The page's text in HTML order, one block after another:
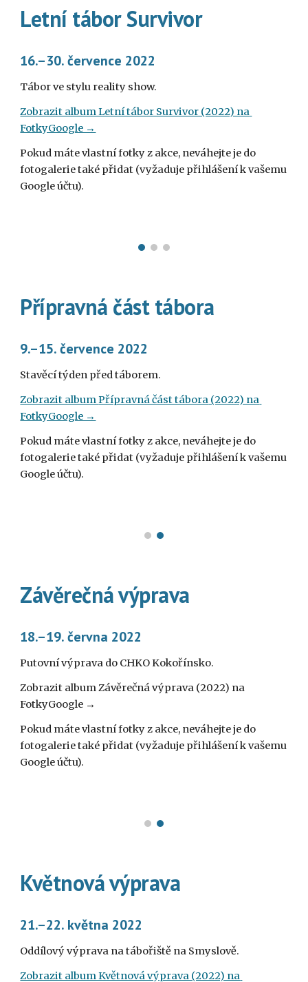
Letní tábor Survivor
16.–30. července 2022
Tábor ve stylu reality show.
Zobrazit album Letní tábor Survivor (2022) na
FotkyGoogle →
Pokud máte vlastní fotky z akce, neváhejte je do
fotogalerie také přidat (vyžaduje přihlášení k vašemu
Google účtu).
Přípravná část tábora
9.–15. července 2022
Stavěcí týden před táborem.
Zobrazit album Přípravná část tábora (2022) na
FotkyGoogle →
Pokud máte vlastní fotky z akce, neváhejte je do
fotogalerie také přidat (vyžaduje přihlášení k vašemu
Google účtu).
Závěrečná výprava
18.–19. června 2022
Putovní výprava do CHKO Kokořínsko.
Zobrazit album Závěrečná výprava (2022) na
FotkyGoogle →
Pokud máte vlastní fotky z akce, neváhejte je do
fotogalerie také přidat (vyžaduje přihlášení k vašemu
Google účtu).
Květnová výprava
21.–22. května 2022
Oddílový výprava na tábořiště na Smyslově.
Zobrazit album Květnová výprava (2022) na